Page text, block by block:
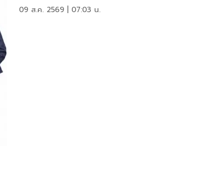
09 ส.ค. 2569 | 07:03 น.